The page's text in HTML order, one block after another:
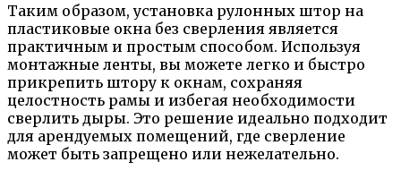
Таким образом, установка рулонных штор на
пластиковые окна без сверления является
практичным и простым способом. Используя
монтажные ленты, вы можете легко и быстро
прикрепить штору к окнам, сохраняя
целостность рамы и избегая необходимости
сверлить дыры. Это решение идеально подходит
для арендуемых помещений, где сверление
может быть запрещено или нежелательно.